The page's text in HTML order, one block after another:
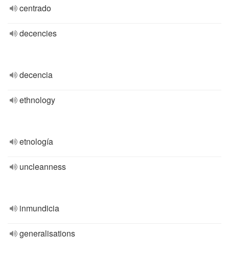
centrado
decencies
decencia
ethnology
etnología
uncleanness
inmundicia
generalisations